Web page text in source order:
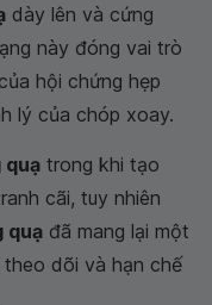
dày lên và cứng
này đóng vai trò
hội chứng hẹp
lý của chóp xoay.
quạ trong khi tạo
cãi, tuy nhiên
quạ đã mang lại một
dõi và hạn chế